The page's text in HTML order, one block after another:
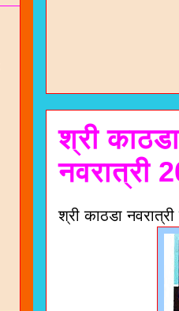
श्री
नवरात्री
श्री काठडा